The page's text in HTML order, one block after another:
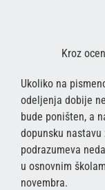
Kroz
Ukoliko na
odeljenja dobije
bude poništen, a
dopunsku
podrazumeva
u osnovnim
novembra.